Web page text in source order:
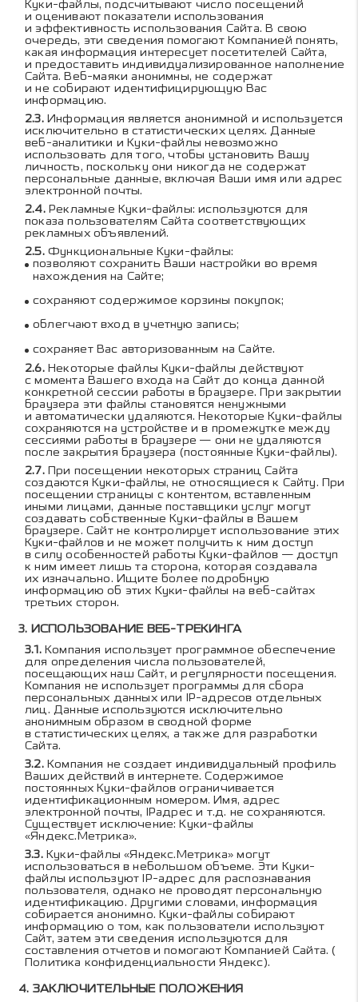
Куки-файлы, подсчитывают число посещений
и оценивают показатели использования
и эффективность использования Сайта. В свою
очередь, эти сведения помогают Компанией понять,
какая информация интересует посетителей Сайта,
и предоставить индивидуализированное наполнение
Сайта. Веб-маяки анонимны, не содержат
и не собирают идентифицирующую Вас
информацию.
Информация является анонимной и используется
исключительно в статистических целях. Данные
веб-аналитики и Куки-файлы невозможно
использовать для того, чтобы установить Вашу
личность, поскольку они никогда не содержат
персональные данные, включая Ваши имя или адрес
электронной почты.
Рекламные Куки-файлы: используются для
показа пользователям Сайта соответствующих
рекламных объявлений.
Функциональные Куки-файлы:
позволяют сохранить Ваши настройки во время
нахождения на Сайте;
сохраняют содержимое корзины покупок;
облегчают вход в учетную запись;
сохраняет Вас авторизованным на Сайте.
Некоторые файлы Куки-файлы действуют
с момента Вашего входа на Сайт до конца данной
конкретной сессии работы в браузере. При закрытии
браузера эти файлы становятся ненужными
и автоматически удаляются. Некоторые Куки-файлы
сохраняются на устройстве и в промежутке между
сессиями работы в браузере — они не удаляются
после закрытия браузера (постоянные Куки-файлы).
При посещении некоторых страниц Сайта
создаются Куки-файлы, не относящиеся к Сайту. При
посещении страницы с контентом, вставленным
иными лицами, данные поставщики услуг могут
создавать собственные Куки-файлы в Вашем
браузере. Сайт не контролирует использование этих
Куки-файлов и не может получить к ним доступ
в силу особенностей работы Куки-файлов — доступ
к ним имеет лишь та сторона, которая создавала
их изначально. Ищите более подробную
информацию об этих Куки-файлы на веб-сайтах
третьих сторон.
ИСПОЛЬЗОВАНИЕ ВЕБ-ТРЕКИНГА
Компания использует программное обеспечение
для определения числа пользователей,
посещающих наш Сайт, и регулярности посещения.
Компания не использует программы для сбора
персональных данных или IP-адресов отдельных
лиц. Данные используются исключительно
анонимным образом в сводной форме
в статистических целях, а также для разработки
Сайта.
Компания не создает индивидуальный профиль
Ваших действий в интернете. Содержимое
постоянных Куки-файлов ограничивается
идентификационным номером. Имя, адрес
электронной почты, IPадрес и т.д. не сохраняются.
Существует исключение: Куки-файлы
«Яндекс.Метрика».
Куки-файлы «Яндекс.Метрика» могут
использоваться в небольшом объеме. Эти Куки-
файлы используют IP-адрес для распознавания
пользователя, однако не проводят персональную
идентификацию. Другими словами, информация
собирается анонимно. Куки-файлы собирают
информацию о том, как пользователи используют
Сайт, затем эти сведения используются для
составления отчетов и помогают Компанией Сайта. (
Политика конфиденциальности Яндекс).
ЗАКЛЮЧИТЕЛЬНЫЕ ПОЛОЖЕНИЯ